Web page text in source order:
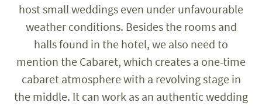
host small weddings even under unfavourable
weather conditions. Besides the rooms and
halls found in the hotel, we also need to
mention the Cabaret, which creates a one-time
cabaret atmosphere with a revolving stage in
the middle. It can work as an authentic wedding